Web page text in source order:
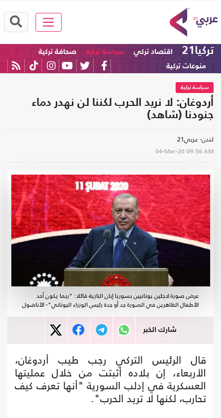
تركيا21 اقتصاد تركي سياسة تركية
صحافة تركية
منوعات تركية
سياسة تركية
أردوغان: لا نريد الحرب لكننا لن نهدر دماء
جنودنا (شاهد)
لندن- عربي21
04-Mar-20 09:56 AM
عرض صورة لاجئين يونانيين بسوريا إبان النازية قائلا: "ربما يكون أحد
الأطفال الظاهرين في الصورة جد أو جدة رئيس الوزراء اليوناني"- الأناضول
شارك الخبر
قال الرئيس التركي رجب طيب أردوغان،
الأربعاء، إن بلاده أثبتت من خلال عمليتها
العسكرية في إدلب السورية "أنها تعرف كيف
تحارب، لكنها لا تريد الحرب".